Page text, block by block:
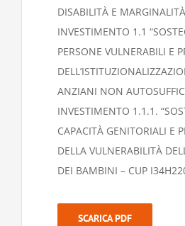
DISABILITÀ E
INVESTIMENTO 1.1
PERSONE VULNERABILI E
ANZIANI NON
INVESTIMENTO 1.1.1.
CAPACITÀ GENITORIALI E
DELLA VULNERABILITÀ
DEI BAMBINI – CUP
SCARICA PDF